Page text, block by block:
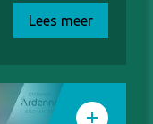
Lees meer